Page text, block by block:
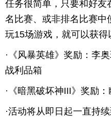
任务很简单，只要和好友
名比赛、或非排名比赛中
玩15场游戏，就可以获得
·《风暴英雄》奖励：李
战利品箱
·《暗黑破坏神III》奖励
·活动将从即日起一直持